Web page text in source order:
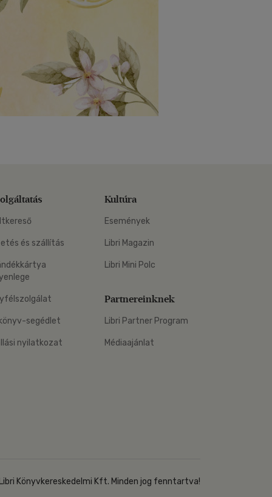
és szállítás
segédlet
nyilatkozat
Kultúra
Események
Libri Magazin
Libri Mini Polc
Partnereinknek
Libri Partner Program
Médiaajánlat
Könyvkereskedelmi Kft. Minden jog fenntartva!